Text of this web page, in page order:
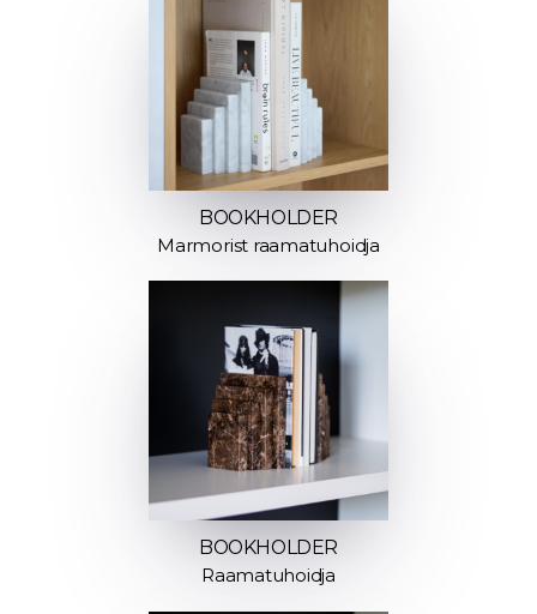
BOOKHOLDER
Marmorist raamatuhoidja
BOOKHOLDER
Raamatuhoidja